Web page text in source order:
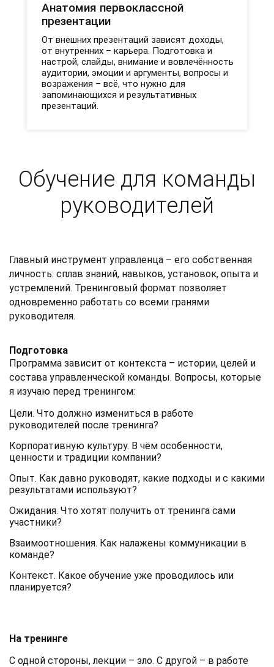
Анатомия первоклассной
презентации
От внешних презентаций зависят доходы,
от внутренних – карьера. Подготовка и
настрой, слайды, внимание и вовлечённость
аудитории, эмоции и аргументы, вопросы и
возражения – всё, что нужно для
запоминающихся и результативных
презентаций.
Обучение для команды
руководителей
Главный инструмент управленца – его собственная
личность: сплав знаний, навыков, установок, опыта и
устремлений. Тренинговый формат позволяет
одновременно работать со всеми гранями
руководителя.
Подготовка
Программа зависит от контекста – истории, целей и
состава управленческой команды. Вопросы, которые
я изучаю перед тренингом:
Цели. Что должно измениться в работе
руководителей после тренинга?
Корпоративную культуру. В чём особенности,
ценности и традиции компании?
Опыт. Как давно руководят, какие подходы и с какими
результатами используют?
Ожидания. Что хотят получить от тренинга сами
участники?
Взаимоотношения. Как налажены коммуникации в
команде?
Контекст. Какое обучение уже проводилось или
планируется?
На тренинге
С одной стороны, лекции – зло. С другой – в работе